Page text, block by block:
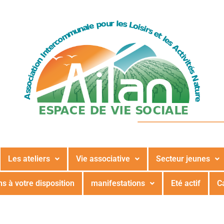
Les ateliers Vie associative Secteur jeunes
à votre disposition manifestations Eté actif